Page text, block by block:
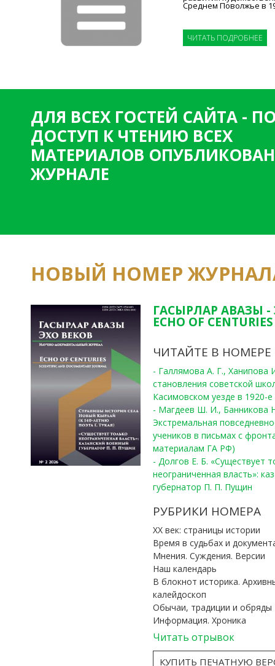
Среднем Поволжье в
ЧИТАТЬ ПОДРОБНЕЕ
ДЛЯ ВСЕХ ГОСТЕЙ САЙТА -
ДОСТУП К ЧТЕНИЮ ВСЕХ
МАТЕРИАЛОВ
ЖУРНАЛЕ
НОВЫЙ НОМЕР
ГАСЫРЛАР АВАЗЫ -
ECHO OF
ЧИТАЙТЕ В НОМЕРЕ
- Галлямова А. Г.,
становления советской
Касимовском уезде в 1920-е
- Магдеев Ш. И., Банникова
Экстремальная
учеников в письмах с
материалам ГА РФ)
- Долгов Е. Б. «Существует
неограниченная власть»:
губернатор П. П. Пущин
РУБРИКИ НОМЕРА
ХХ век: страницы истории
Время в судьбах и
Мнения. Суждения. Версии
Наш календарь
В блокнот историка.
калейдоскоп
Обычаи, традиции и обряды
Информация. Хроника
Читать отрывок
КУПИТЬ ПЕЧАТНУЮ